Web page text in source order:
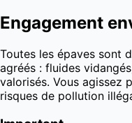
Engagement
Toutes les épaves sont
agréés : fluides
valorisés. Vous agissez
risques de pollution